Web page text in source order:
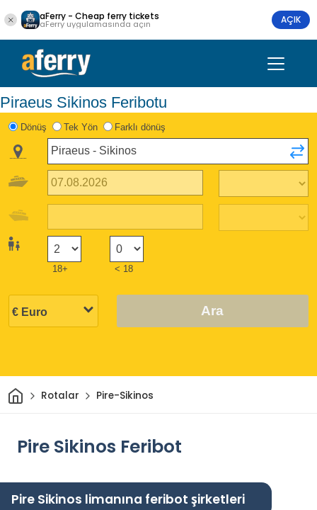
aFerry - Cheap ferry tickets
aFerry uygulamasında açın AÇIK
Piraeus Sikinos Feribotu
Dönüş Tek Yön Farklı dönüş
18+ < 18
Ara
Ev Rotalar Pire-Sikinos
Pire Sikinos Feribot
Pire Sikinos limanına feribot şirketleri